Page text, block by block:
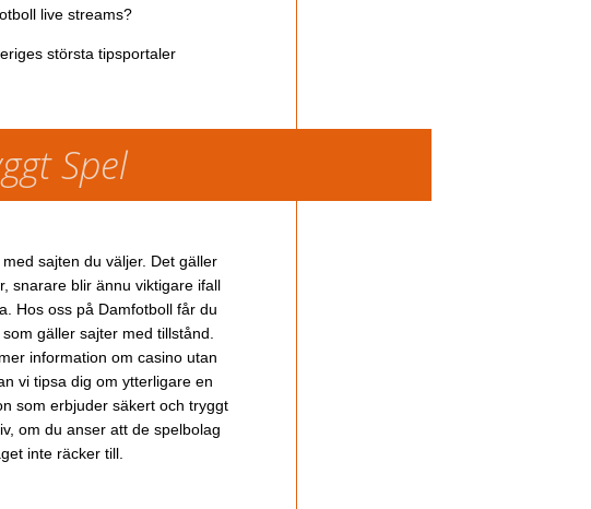
live streams?
största tipsportaler
Spel
sajten du väljer. Det gäller
snarare blir ännu viktigare ifall
Hos oss på Damfotboll får du
gäller sajter med tillstånd.
information om casino utan
vi tipsa dig om ytterligare en
som erbjuder säkert och tryggt
om du anser att de spelbolag
inte räcker till.